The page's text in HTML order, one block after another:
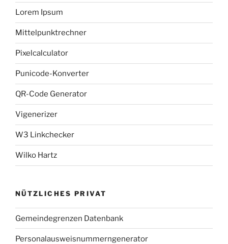
Lorem Ipsum
Mittelpunktrechner
Pixelcalculator
Punicode-Konverter
QR-Code Generator
Vigenerizer
W3 Linkchecker
Wilko Hartz
NÜTZLICHES PRIVAT
Gemeindegrenzen Datenbank
Personalausweisnummerngenerator